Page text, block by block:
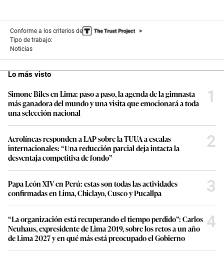
Conforme a los criterios de
Tipo de trabajo:
Noticias
Lo más visto
Simone Biles en Lima: paso a paso, la agenda de la gimnasta
más ganadora del mundo y una visita que emocionará a toda
una selección nacional
1
Aerolíneas responden a LAP sobre la TUUA a escalas
internacionales: “Una reducción parcial deja intacta la
desventaja competitiva de fondo”
2
Papa León XIV en Perú: estas son todas las actividades
confirmadas en Lima, Chiclayo, Cusco y Pucallpa
3
“La organización está recuperando el tiempo perdido”: Carlos
Neuhaus, expresidente de Lima 2019, sobre los retos a un año
de Lima 2027 y en qué más está preocupado el Gobierno
4